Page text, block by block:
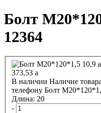
Болт
12364
373,53 a
В наличии Наличие
телефону Болт
Длина: 20
-